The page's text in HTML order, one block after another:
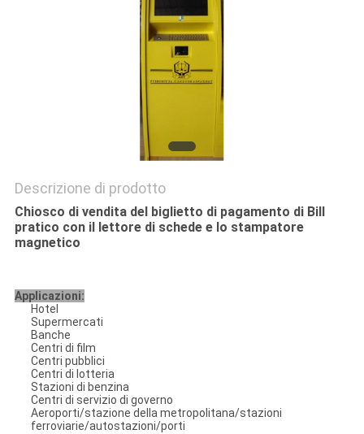
PRIVACY
POLICY
Descrizione di prodotto
Chiosco di vendita del biglietto di pagamento di Bill
pratico con il lettore di schede e lo stampatore
magnetico
Applicazioni:
Hotel
Supermercati
Banche
Centri di film
Centri pubblici
Centri di lotteria
Stazioni di benzina
Centri di servizio di governo
Aeroporti/stazione della metropolitana/stazioni
ferroviarie/autostazioni/porti